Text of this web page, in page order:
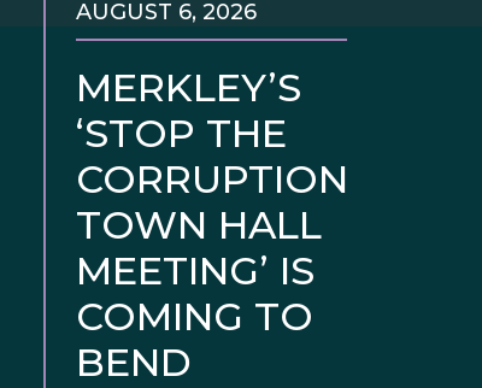
MERKLEY’S
‘STOP THE
CORRUPTION
TOWN HALL
MEETING’ IS
COMING TO
BEND
AUGUST 6, 2026